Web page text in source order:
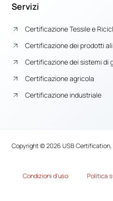
Servizi
Certificazione Tessile e
Certificazione dei prodotti
Certificazione dei sistemi di
Certificazione agricola
Certificazione industriale
Copyright © 2026 USB
Condizioni d’uso Politica